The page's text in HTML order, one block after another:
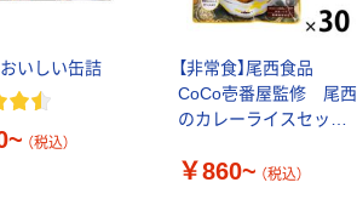
いしい缶詰
（税込）
【非常食】尾西食品
CoCo壱番屋監修 尾西
のカレーライスセッ
￥860~ （税込）